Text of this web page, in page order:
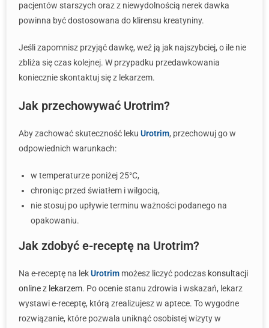
pacjentów starszych oraz z niewydolnością nerek dawka
powinna być dostosowana do klirensu kreatyniny.
Jeśli zapomnisz przyjąć dawkę, weź ją jak najszybciej, o ile nie
zbliża się czas kolejnej. W przypadku przedawkowania
koniecznie skontaktuj się z lekarzem.
Jak przechowywać Urotrim?
Aby zachować skuteczność leku Urotrim, przechowuj go w
odpowiednich warunkach:
w temperaturze poniżej 25°C,
chroniąc przed światłem i wilgocią,
nie stosuj po upływie terminu ważności podanego na
opakowaniu.
Jak zdobyć e-receptę na Urotrim?
Na e-receptę na lekUrotrim możesz liczyć podczas konsultacji
online z lekarzem. Po ocenie stanu zdrowia i wskazań, lekarz
wystawi e-receptę, którą zrealizujesz w aptece. To wygodne
rozwiązanie, które pozwala uniknąć osobistej wizyty w